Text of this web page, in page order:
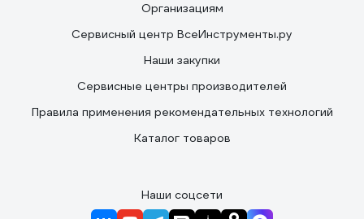
Организациям
Сервисный центр ВсеИнструменты.ру
Наши закупки
Сервисные центры производителей
Правила применения рекомендательных технологий
Каталог товаров
Наши соцсети